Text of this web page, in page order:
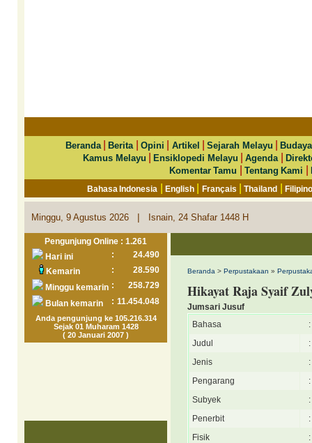
Beranda|Berita Opini Artikel |Sejarah Melayu |
Kamus Melayu
|Ensiklopedi Melayu |Agenda |
Komentar Tamu
|Tentang Kami |
Bahasa Indonesia |English Français |Thailand |
Minggu, 9 Agustus 2026 | Isnain, 24 Shafar 1448 H
Pengunjung Online : 1.261
Hari ini
:
24.490
Kemarin
:
28.590
Minggu kemarin :
258.729
Bulan kemarin
: 11.454.048
Anda pengunjung ke 105.216.314
Sejak 01 Muharam 1428
( 20 Januari 2007 )
Beranda > Perpustakaan »
Hikayat Raja Syaif
Jumsari Jusuf
Bahasa
:
Judul
:
Jenis
:
Pengarang
:
Subyek
:
Penerbit
:
Fisik
: